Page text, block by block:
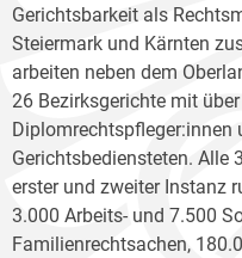
Gerichtsbarkeit als
Steiermark und Kärnten
arbeiten neben dem
26 Bezirksgerichte mit
Diplomrechtspfleger:innen
Gerichtsbediensteten. Alle
erster und zweiter Instanz
3.000 Arbeits- und 7.500
Familienrechtsachen,